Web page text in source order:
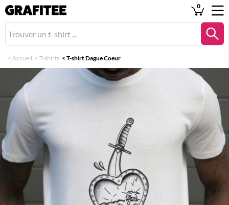
0
< Accueil < T-shirts < T-shirt Dague Coeur